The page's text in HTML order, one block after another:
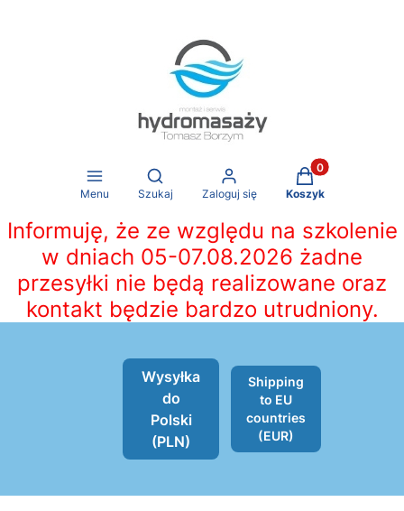
Menu
Otwórz wyszukiwarkę
Szukaj Zaloguj się
Produkty w
Koszyk
Informuję, że ze względu na szkolenie
w dniach 05-07.08.2026 żadne
przesyłki nie będą realizowane oraz
kontakt będzie bardzo utrudniony.
Wysyłka
do
Polski
(PLN)
Shipping
to EU
countries
(EUR)